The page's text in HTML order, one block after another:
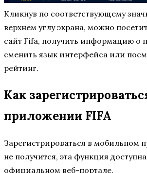
Кликнув по соответствующему
верхнем углу экрана, можно
сайт Fifa, получить информацию о
сменить язык интерфейса или
рейтинг.
Как
приложении FIFA
Зарегистрироваться в мобильном
не получится, эта функция
официальном веб-портале.